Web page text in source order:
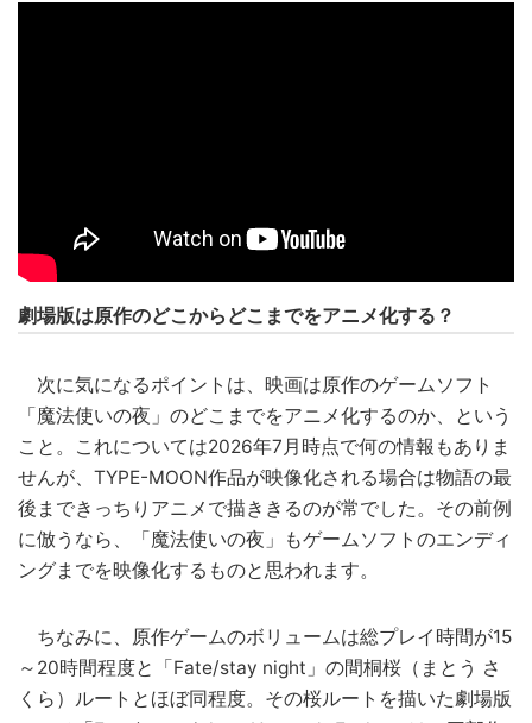
劇場版は原作のどこからどこまでをアニメ化する？
次に気になるポイントは、映画は原作のゲームソフト
「魔法使いの夜」のどこまでをアニメ化するのか、という
こと。これについては2026年7月時点で何の情報もありま
せんが、TYPE-MOON作品が映像化される場合は物語の最
後まできっちりアニメで描ききるのが常でした。その前例
に倣うなら、「魔法使いの夜」もゲームソフトのエンディ
ングまでを映像化するものと思われます。
ちなみに、原作ゲームのボリュームは総プレイ時間が15
～20時間程度と「Fate/stay night」の間桐桜（まとう さ
くら）ルートとほぼ同程度。その桜ルートを描いた劇場版